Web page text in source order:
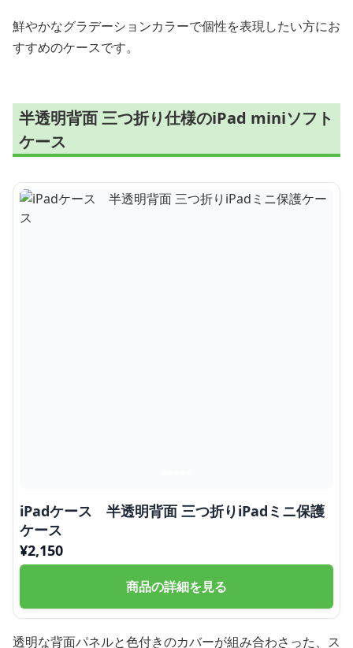
鮮やかなグラデーションカラーで個性を表現したい方にお
すすめのケースです。
半透明背面 三つ折り仕様のiPad miniソフト
ケース
iPadケース 半透明背面 三つ折りiPadミニ保護
ケース
¥2,150
商品の詳細を見る
透明な背面パネルと色付きのカバーが組み合わさった、ス